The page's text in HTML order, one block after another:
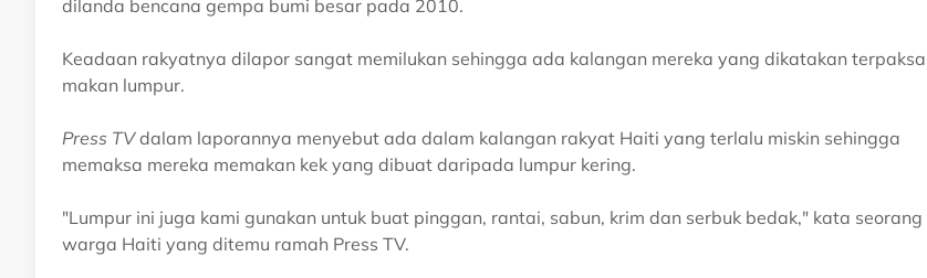
dilanda bencana gempa bumi besar pada 2010.
Keadaan rakyatnya dilapor sangat memilukan sehingga ada kalangan mereka yang dikatakan terpaksa
makan lumpur.
Press TVdalam laporannya menyebut ada dalam kalangan rakyat Haiti yang terlalu miskin sehingga
memaksa mereka memakan kek yang dibuat daripada lumpur kering.
"Lumpur ini juga kami gunakan untuk buat pinggan, rantai, sabun, krim dan serbuk bedak," kata seorang
warga Haiti yang ditemu ramah Press TV.